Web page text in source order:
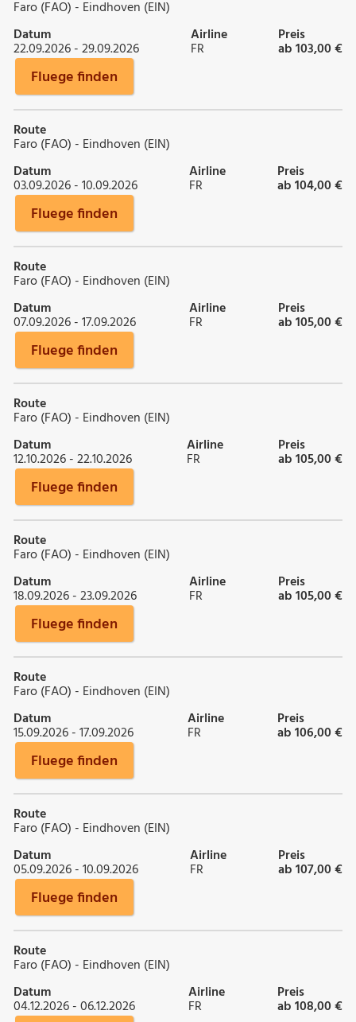
Faro (FAO) - Eindhoven (EIN)
Datum
22.09.2026 - 29.09.2026
Airline
FR
Preis
ab 103,00 €
Fluege finden
Route
Faro (FAO) - Eindhoven (EIN)
Datum
03.09.2026 - 10.09.2026
Airline
FR
Preis
ab 104,00 €
Fluege finden
Route
Faro (FAO) - Eindhoven (EIN)
Datum
07.09.2026 - 17.09.2026
Airline
FR
Preis
ab 105,00 €
Fluege finden
Route
Faro (FAO) - Eindhoven (EIN)
Datum
12.10.2026 - 22.10.2026
Airline
FR
Preis
ab 105,00 €
Fluege finden
Route
Faro (FAO) - Eindhoven (EIN)
Datum
18.09.2026 - 23.09.2026
Airline
FR
Preis
ab 105,00 €
Fluege finden
Route
Faro (FAO) - Eindhoven (EIN)
Datum
15.09.2026 - 17.09.2026
Airline
FR
Preis
ab 106,00 €
Fluege finden
Route
Faro (FAO) - Eindhoven (EIN)
Datum
05.09.2026 - 10.09.2026
Airline
FR
Preis
ab 107,00 €
Fluege finden
Route
Faro (FAO) - Eindhoven (EIN)
Datum
04.12.2026 - 06.12.2026
Airline
FR
Preis
ab 108,00 €